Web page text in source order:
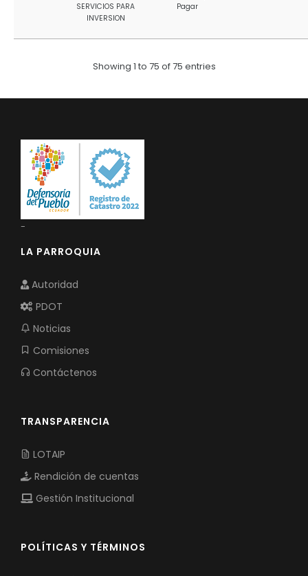
SERVICIOS PARA
INVERSION
Pagar
Showing 1 to 75 of 75 entries
-
LA PARROQUIA
Autoridad
PDOT
Noticias
Comisiones
Contáctenos
TRANSPARENCIA
LOTAIP
Rendición de cuentas
Gestión Institucional
POLÍTICAS Y TÉRMINOS